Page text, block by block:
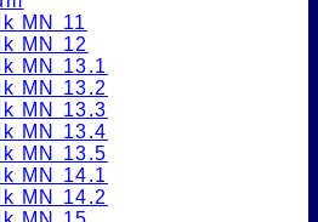
MN 11
MN 12
MN 13.1
MN 13.2
MN 13.3
MN 13.4
MN 13.5
MN 14.1
MN 14.2